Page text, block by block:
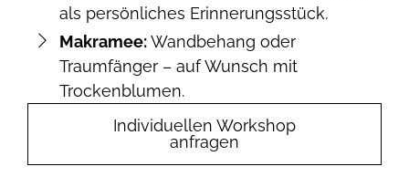
als persönliches Erinnerungsstück.
Makramee:Wandbehang oder
Traumfänger – auf Wunsch mit
Trockenblumen.
Individuellen Workshop
anfragen